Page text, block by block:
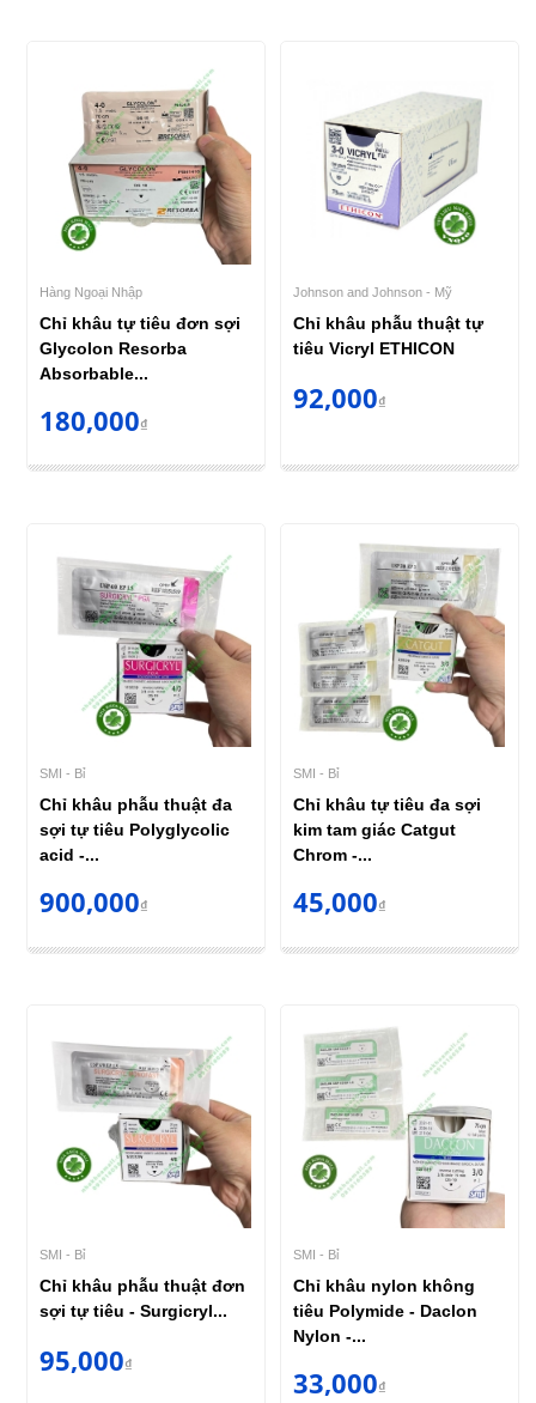
Hàng Ngoại Nhập
Chỉ khâu tự tiêu đơn sợi
Glycolon Resorba
Absorbable...
180,000₫
Johnson and Johnson - Mỹ
Chỉ khâu phẫu thuật tự
tiêu Vicryl ETHICON
92,000₫
SMI - Bỉ
Chỉ khâu phẫu thuật đa
sợi tự tiêu Polyglycolic
acid -...
900,000₫
SMI - Bỉ
Chỉ khâu tự tiêu đa sợi
kim tam giác Catgut
Chrom -...
45,000₫
SMI - Bỉ
Chỉ khâu phẫu thuật đơn
sợi tự tiêu - Surgicryl...
95,000₫
SMI - Bỉ
Chỉ khâu nylon không
tiêu Polymide - Daclon
Nylon -...
33,000₫